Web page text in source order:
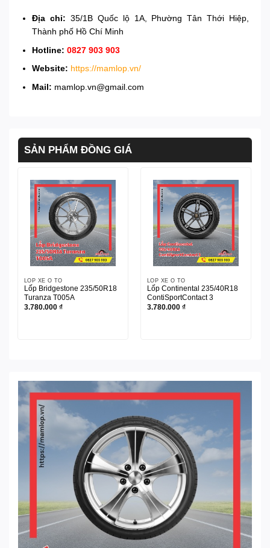
Địa chỉ: 35/1B Quốc lộ 1A, Phường Tân Thới Hiệp,
Thành phố Hồ Chí Minh
Hotline:0827 903 903
Website: https://mamlop.vn/
Mail: mamlop.vn@gmail.com
SẢN PHẨM ĐỒNG GIÁ
LỐP XE Ô TÔ
Lốp Bridgestone 235/50R18
Turanza T005A
3.780.000 ₫
LỐP XE Ô TÔ
Lốp Continental 235/40R18
ContiSportContact 3
3.780.000 ₫